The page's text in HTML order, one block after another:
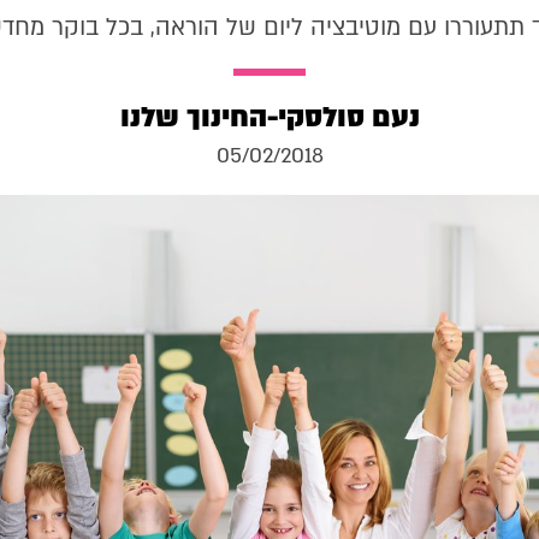
תתעוררו עם מוטיבציה ליום של הוראה, בכל בוקר
נעם סולסקי-החינוך שלנו
05/02/2018